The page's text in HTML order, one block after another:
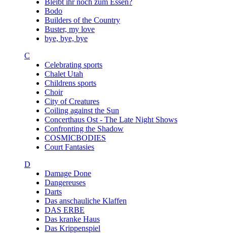
Bleibt ihr noch zum Essen?
Bodo
Builders of the Country
Buster, my love
bye, bye, bye
C
Celebrating sports
Chalet Utah
Childrens sports
Choir
City of Creatures
Coiling against the Sun
Concerthaus Ost - The Late Night Shows
Confronting the Shadow
COSMICBODIES
Court Fantasies
D
Damage Done
Dangereuses
Darts
Das anschauliche Klaffen
DAS ERBE
Das kranke Haus
Das Krippenspiel